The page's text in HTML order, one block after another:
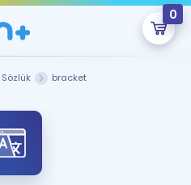
0
An Boş.
onlarca eğitim seni
Sözlük bracket